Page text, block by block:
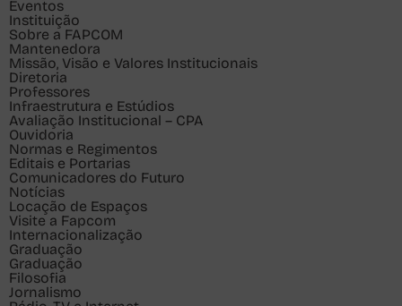
Eventos
Instituição
Sobre a FAPCOM
Mantenedora
Missão, Visão e Valores Institucionais
Diretoria
Professores
Infraestrutura e Estúdios
Avaliação Institucional – CPA
Ouvidoria
Normas e Regimentos
Editais e Portarias
Comunicadores do Futuro
Notícias
Locação de Espaços
Visite a Fapcom
Internacionalização
Graduação
Graduação
Filosofia
Jornalismo